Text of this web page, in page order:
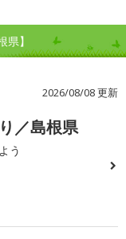
】
2026/08/08 更新
／島根県
う